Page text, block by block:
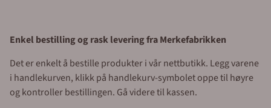
Enkel bestilling og rask levering fra Merkefabrikken
Det er enkelt å bestille produkter i vår nettbutikk. Legg varene
i handlekurven, klikk på handlekurv-symbolet oppe til høyre
og kontroller bestillingen. Gå videre til kassen.